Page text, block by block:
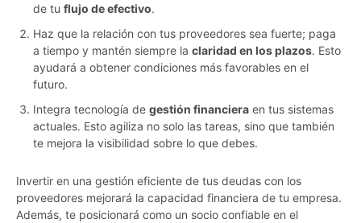
de tu flujo de efectivo.
Haz que la relación con tus proveedores sea fuerte; paga
a tiempo y mantén siempre la claridad en los plazos. Esto
ayudará a obtener condiciones más favorables en el
futuro.
Integra tecnología de gestión financiera en tus sistemas
actuales. Esto agiliza no solo las tareas, sino que también
te mejora la visibilidad sobre lo que debes.
Invertir en una gestión eficiente de tus deudas con los
proveedores mejorará la capacidad financiera de tu empresa.
Además, te posicionará como un socio confiable en el